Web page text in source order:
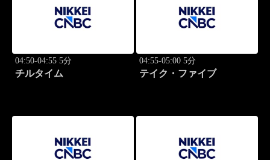
04:50-04:55 5分
チルタイム
04:55-05:00 5分
テイク・ファイブ